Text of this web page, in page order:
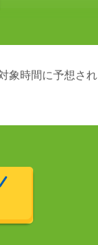
象時間に予想され